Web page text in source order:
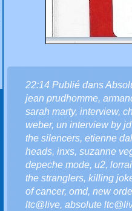
22:14 Publié dans
jean prudhomme,
sarah marty, interview,
weber, un interview by jd
the silencers, etienne
heads, inxs, suzanne
depeche mode, u2,
the stranglers, killing
of cancer, omd, new
ltc@live, absolute